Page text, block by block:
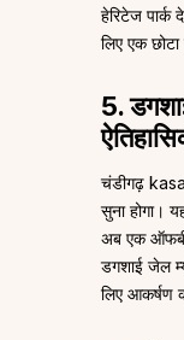
हेरिटेज
लिए एक
5.
चंडीगढ़
सुना होगा।
अब एक
डगशाई जेल
लिए आकर्षण